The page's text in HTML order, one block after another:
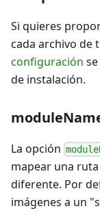
Si quieres
cada archivo de
configuración
de instalación.
La opción
mapear una
diferente. Por
imágenes a un